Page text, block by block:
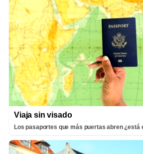
Viaja sin visado
Los pasaportes que más puertas abren ¿está